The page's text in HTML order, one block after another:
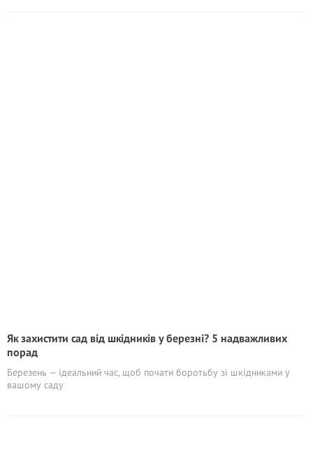
Як захистити сад від шкідників у березні? 5 надважливих
порад
Березень — ідеальний час, щоб почати боротьбу зі шкідниками у
вашому саду